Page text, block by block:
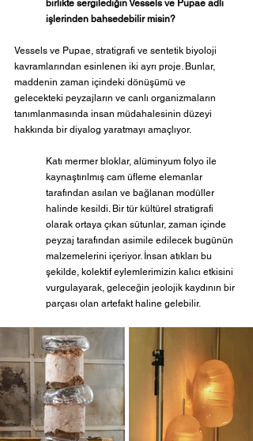
birlikte sergilediğin Vessels ve Pupae adlı
işlerinden bahsedebilir misin?
Vessels ve Pupae, stratigrafi ve sentetik biyoloji
kavramlarından esinlenen iki ayrı proje. Bunlar,
maddenin zaman içindeki dönüşümü ve
gelecekteki peyzajların ve canlı organizmaların
tanımlanmasında insan müdahalesinin düzeyi
hakkında bir diyalog yaratmayı amaçlıyor.
Katı mermer bloklar, alüminyum folyo ile
kaynaştırılmış cam üfleme elemanlar
tarafından asılan ve bağlanan modüller
halinde kesildi. Bir tür kültürel stratigrafi
olarak ortaya çıkan sütunlar, zaman içinde
peyzaj tarafından asimile edilecek bugünün
malzemelerini içeriyor. İnsan atıkları bu
şekilde, kolektif eylemlerimizin kalıcı etkisini
vurgulayarak, geleceğin jeolojik kaydının bir
parçası olan artefakt haline gelebilir.